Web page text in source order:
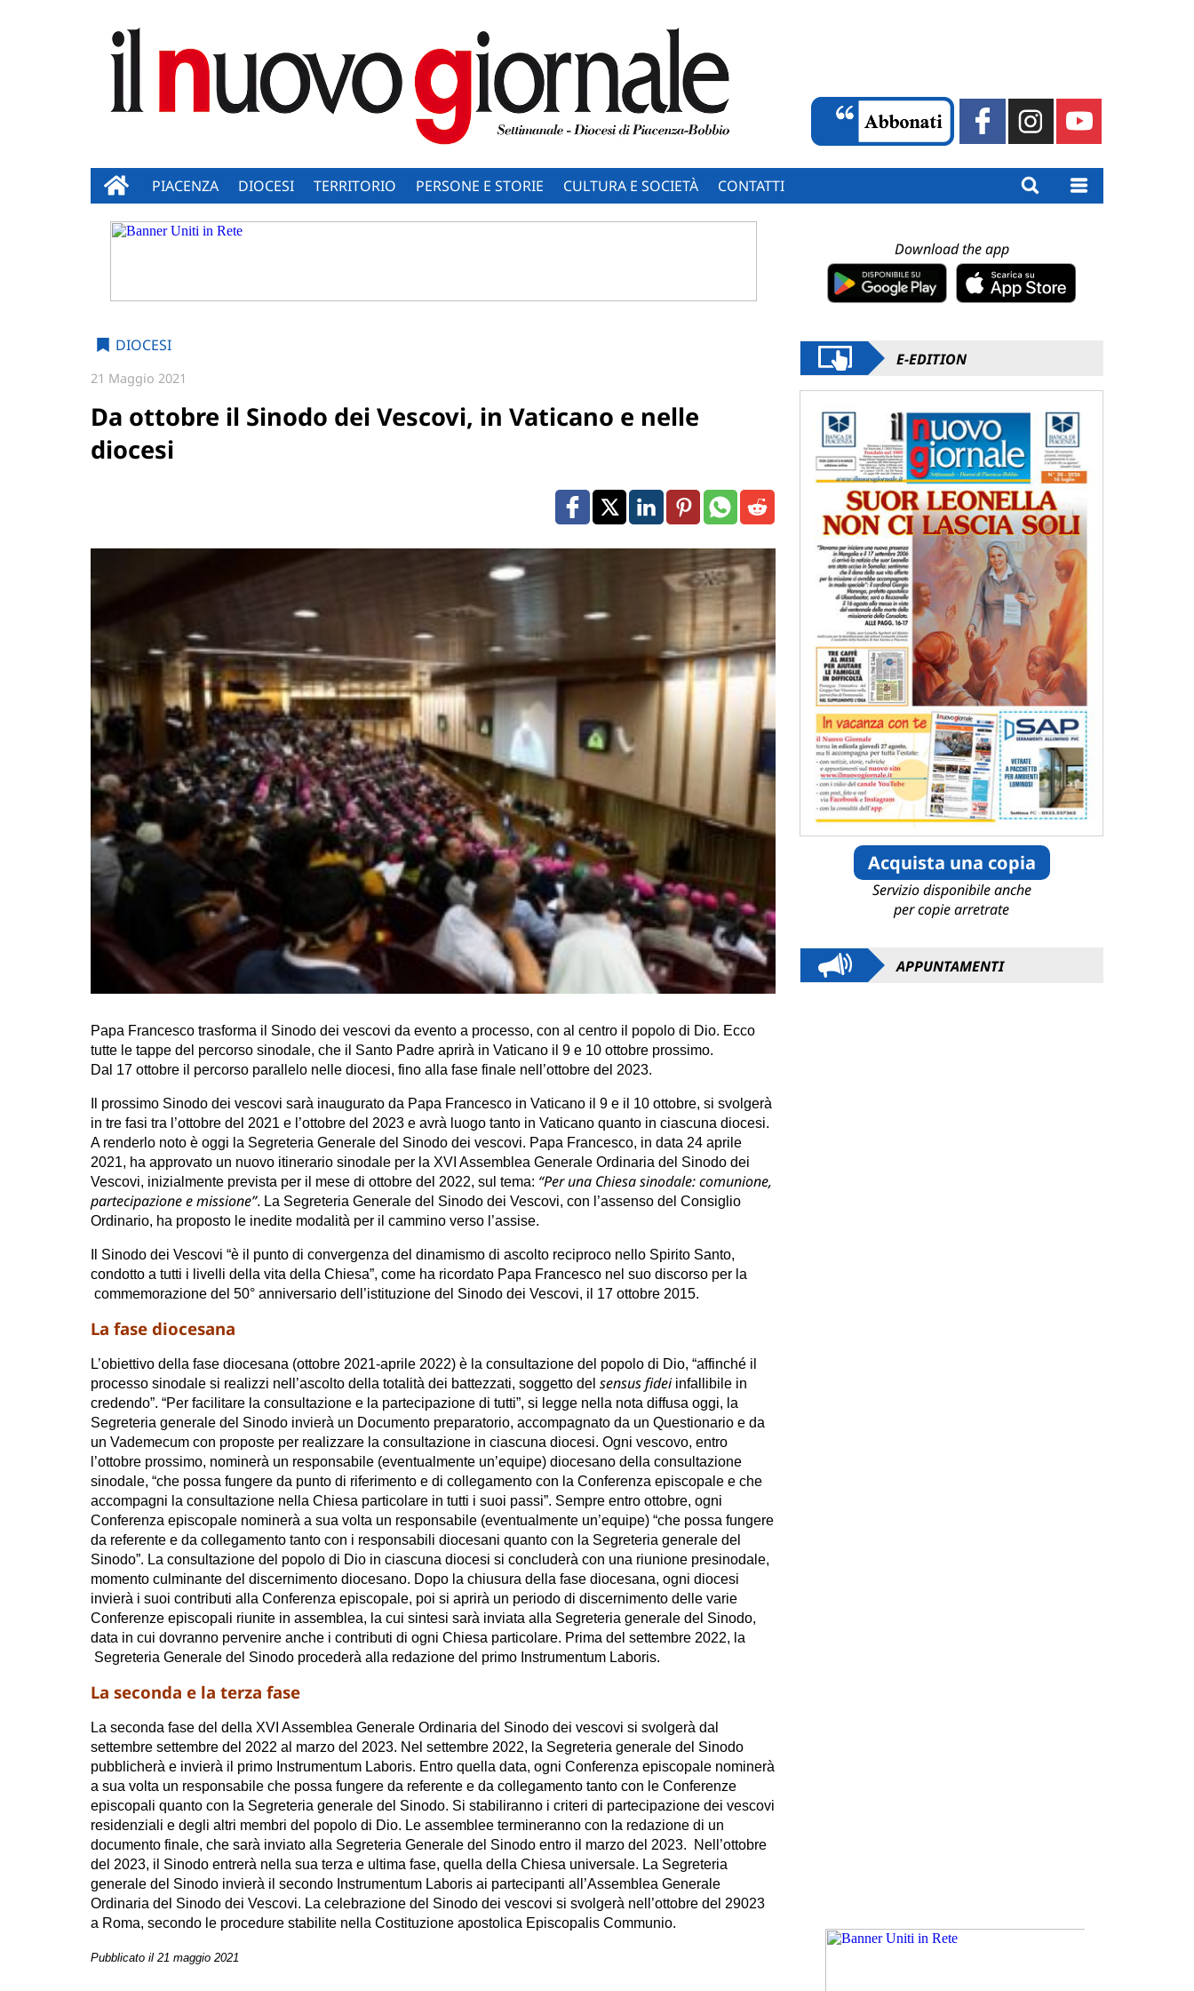
PIACENZA DIOCESI TERRITORIO PERSONE E STORIE CULTURA E SOCIETÀ CONTATTI
DIOCESI
21 Maggio 2021
Da ottobre il Sinodo dei Vescovi, in Vaticano e nelle
diocesi
Papa Francesco trasforma il Sinodo dei vescovi da evento a processo, con al centro il popolo di Dio. Ecco
tutte le tappe del percorso sinodale, che il Santo Padre aprirà in Vaticano il 9 e 10 ottobre prossimo.
Dal 17 ottobre il percorso parallelo nelle diocesi, fino alla fase finale nell’ottobre del 2023.
Il prossimo Sinodo dei vescovi sarà inaugurato da Papa Francesco in Vaticano il 9 e il 10 ottobre, si svolgerà
in tre fasi tra l’ottobre del 2021 e l’ottobre del 2023 e avrà luogo tanto in Vaticano quanto in ciascuna diocesi.
A renderlo noto è oggi la Segreteria Generale del Sinodo dei vescovi. Papa Francesco, in data 24 aprile
2021, ha approvato un nuovo itinerario sinodale per la XVI Assemblea Generale Ordinaria del Sinodo dei
Vescovi, inizialmente prevista per il mese di ottobre del 2022, sul tema: “Per una Chiesa sinodale: comunione,
partecipazione e missione”. La Segreteria Generale del Sinodo dei Vescovi, con l’assenso del Consiglio
Ordinario, ha proposto le inedite modalità per il cammino verso l’assise.
Il Sinodo dei Vescovi “è il punto di convergenza del dinamismo di ascolto reciproco nello Spirito Santo,
condotto a tutti i livelli della vita della Chiesa”, come ha ricordato Papa Francesco nel suo discorso per la
commemorazione del 50° anniversario dell’istituzione del Sinodo dei Vescovi, il 17 ottobre 2015.
La fase diocesana
L’obiettivo della fase diocesana (ottobre 2021-aprile 2022) è la consultazione del popolo di Dio, “affinché il
processo sinodale si realizzi nell’ascolto della totalità dei battezzati, soggetto del sensus fideiinfallibile in
credendo”. “Per facilitare la consultazione e la partecipazione di tutti”, si legge nella nota diffusa oggi, la
Segreteria generale del Sinodo invierà un Documento preparatorio, accompagnato da un Questionario e da
un Vademecum con proposte per realizzare la consultazione in ciascuna diocesi. Ogni vescovo, entro
l’ottobre prossimo, nominerà un responsabile (eventualmente un’equipe) diocesano della consultazione
sinodale, “che possa fungere da punto di riferimento e di collegamento con la Conferenza episcopale e che
accompagni la consultazione nella Chiesa particolare in tutti i suoi passi”. Sempre entro ottobre, ogni
Conferenza episcopale nominerà a sua volta un responsabile (eventualmente un’equipe) “che possa fungere
da referente e da collegamento tanto con i responsabili diocesani quanto con la Segreteria generale del
Sinodo”. La consultazione del popolo di Dio in ciascuna diocesi si concluderà con una riunione presinodale,
momento culminante del discernimento diocesano. Dopo la chiusura della fase diocesana, ogni diocesi
invierà i suoi contributi alla Conferenza episcopale, poi si aprirà un periodo di discernimento delle varie
Conferenze episcopali riunite in assemblea, la cui sintesi sarà inviata alla Segreteria generale del Sinodo,
data in cui dovranno pervenire anche i contributi di ogni Chiesa particolare. Prima del settembre 2022, la
Segreteria Generale del Sinodo procederà alla redazione del primo Instrumentum Laboris.
La seconda e la terza fase
La seconda fase del della XVI Assemblea Generale Ordinaria del Sinodo dei vescovi si svolgerà dal
settembre settembre del 2022 al marzo del 2023. Nel settembre 2022, la Segreteria generale del Sinodo
pubblicherà e invierà il primo Instrumentum Laboris. Entro quella data, ogni Conferenza episcopale nominerà
a sua volta un responsabile che possa fungere da referente e da collegamento tanto con le Conferenze
episcopali quanto con la Segreteria generale del Sinodo. Si stabiliranno i criteri di partecipazione dei vescovi
residenziali e degli altri membri del popolo di Dio. Le assemblee termineranno con la redazione di un
documento finale, che sarà inviato alla Segreteria Generale del Sinodo entro il marzo del 2023. Nell’ottobre
del 2023, il Sinodo entrerà nella sua terza e ultima fase, quella della Chiesa universale. La Segreteria
generale del Sinodo invierà il secondo Instrumentum Laboris ai partecipanti all’Assemblea Generale
Ordinaria del Sinodo dei Vescovi. La celebrazione del Sinodo dei vescovi si svolgerà nell’ottobre del 29023
a Roma, secondo le procedure stabilite nella Costituzione apostolica Episcopalis Communio.
Pubblicato il 21 maggio 2021
Download the app
E-EDITION
Acquista una copia
Servizio disponibile anche
per copie arretrate
APPUNTAMENTI